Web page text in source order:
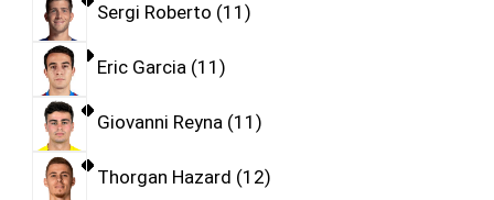
Sergi Roberto 11
Eric Garcia 11
Giovanni Reyna 11
Thorgan Hazard 12